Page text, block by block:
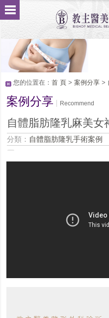
您的位置在： 首 頁> 案例分享>
案例分享 Recommend
自體脂肪隆乳麻美女
分類： 自體脂肪隆乳手術案例